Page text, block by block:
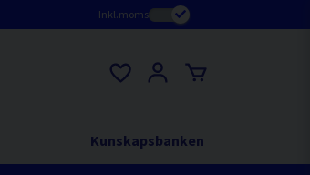
Inkl.moms
Kunskapsbanken